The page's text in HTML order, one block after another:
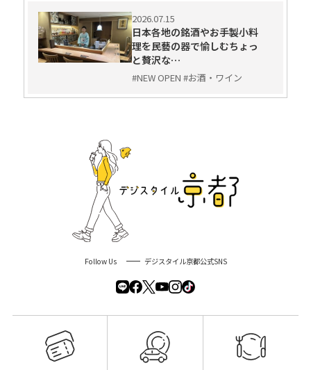
2026.07.15
日本各地の銘酒やお手製小料
理を民藝の器で愉しむちょっ
と贅沢な…
#NEW OPEN #お酒・ワイン
Follow Us デジスタイル京都公式SNS